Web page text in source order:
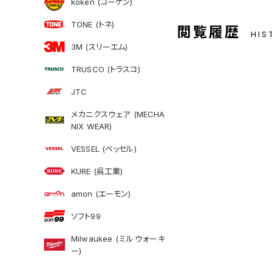
TONE (トネ)
3M (スリーエム)
TRUSCO (トラスコ)
JTC
メカニクスウェア (MECHA
NIX WEAR)
VESSEL (ベッセル)
KURE (呉工業)
amon (エーモン)
ソフト99
Milwaukee (ミルウォーキ
ー)
閲覧履歴